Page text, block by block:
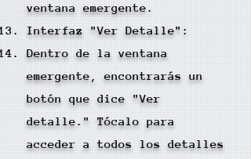
ventana emergente.
Interfaz "Ver Detalle":
Dentro de la ventana
emergente, encontrarás un
botón que dice "Ver
detalle." Tócalo para
acceder a todos los detalles